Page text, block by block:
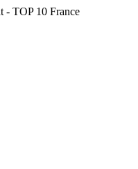
- TOP 10 France